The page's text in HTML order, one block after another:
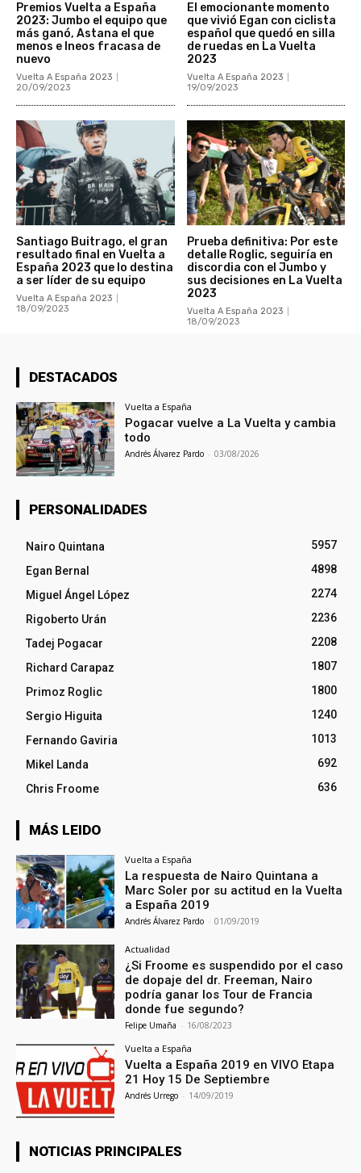
Premios Vuelta a España
2023: Jumbo el equipo que
más ganó, Astana el que
menos e Ineos fracasa de
nuevo
Vuelta A España 2023
20/09/2023
El emocionante momento
que vivió Egan con ciclista
español que quedó en silla
de ruedas en La Vuelta
2023
Vuelta A España 2023
19/09/2023
Santiago Buitrago, el gran
resultado final en Vuelta a
España 2023 que lo destina
a ser líder de su equipo
Vuelta A España 2023
18/09/2023
Prueba definitiva: Por este
detalle Roglic, seguiría en
discordia con el Jumbo y
sus decisiones en La Vuelta
2023
Vuelta A España 2023
18/09/2023
DESTACADOS
Vuelta a España
Pogacar vuelve a La Vuelta y cambia
todo
Andrés Álvarez Pardo - 03/08/2026
PERSONALIDADES
Nairo Quintana
5957
Egan Bernal
4898
Miguel Ángel López
2274
Rigoberto Urán
2236
Tadej Pogacar
2208
Richard Carapaz
1807
Primoz Roglic
1800
Sergio Higuita
1240
Fernando Gaviria
1013
Mikel Landa
692
Chris Froome
636
MÁS LEIDO
Vuelta a España
La respuesta de Nairo Quintana a
Marc Soler por su actitud en la Vuelta
a España 2019
Andrés Álvarez Pardo - 01/09/2019
Actualidad
¿Si Froome es suspendido por el caso
de dopaje del dr. Freeman, Nairo
podría ganar los Tour de Francia
donde fue segundo?
Felipe Umaña - 16/08/2023
Vuelta a España
Vuelta a España 2019 en VIVO Etapa
21 Hoy 15 De Septiembre
Andrés Urrego - 14/09/2019
NOTICIAS PRINCIPALES